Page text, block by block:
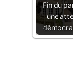
Fin du
une